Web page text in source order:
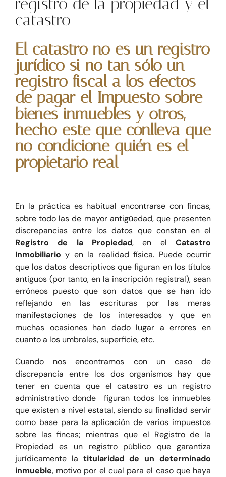
Blog
Contacte
catastro
El catastro no es un registro
jurídico si no tan sólo un
registro fiscal a los efectos
de pagar el Impuesto sobre
bienes inmuebles y otros,
hecho este que conlleva que
no condicione quién es el
propietario real
En la práctica es habitual encontrarse con fincas,
sobre todo las de mayor antigüedad, que presenten
discrepancias entre los datos que constan en el
Registro de la Propiedad, en elCatastro
Inmobiliario y en la realidad física. Puede ocurrir
que los datos descriptivos que figuran en los títulos
antiguos (por tanto, en la inscripción registral), sean
erróneos puesto que son datos que se han ido
reflejando en las escrituras por las meras
manifestaciones de los interesados y que en
muchas ocasiones han dado lugar a errores en
cuanto a los umbrales, superficie, etc.
Cuando nos encontramos con un caso de
discrepancia entre los dos organismos hay que
tener en cuenta que el catastro es un registro
administrativo donde figuran todos los inmuebles
que existen a nivel estatal, siendo su finalidad servir
como base para la aplicación de varios impuestos
sobre las fincas; mientras que el Registro de la
Propiedad es un registro público que garantiza
jurídicamente la titularidad de un determinado
inmueble, motivo por el cual para el caso que haya